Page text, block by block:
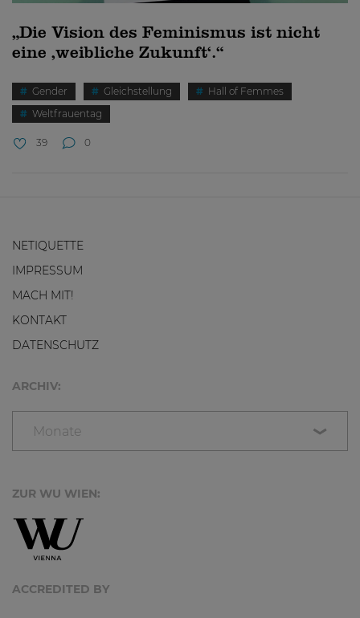
„Die Vision des Feminismus ist nicht
eine ‚weibliche Zukunft‘.“
Gender Gleichstellung
Hall of Femmes
Weltfrauentag
39 0
NETIQUETTE
IMPRESSUM
MACH MIT!
KONTAKT
DATENSCHUTZ
ARCHIV:
Monate
ZUR WU WIEN:
ACCREDITED BY